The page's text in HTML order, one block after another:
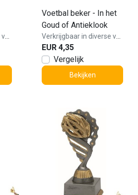
Voetbal beker - In het
Goud of Antieklook
EUR 4,35
Vergelijk
Bekijken